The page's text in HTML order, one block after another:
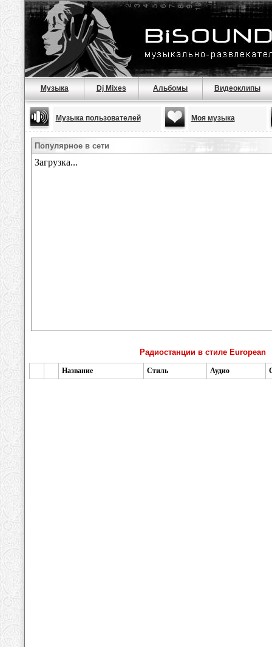
Музыка Dj Mixes Альбомы Видеоклипы
Музыка пользователей Моя музыка
Популярное в сети
Радиостанции в стиле European
Название Стиль Аудио